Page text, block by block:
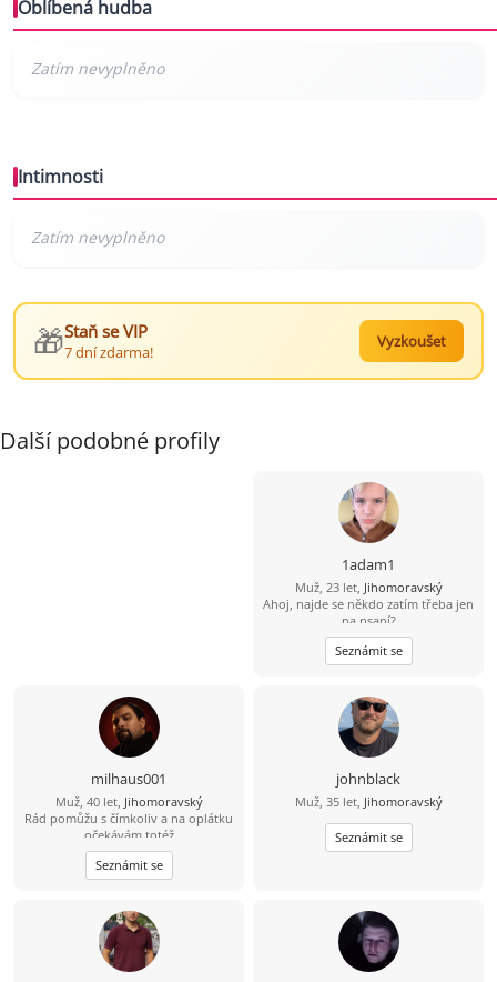
Oblíbená hudba
Intimnosti
🎁Staň se VIP
7 dní zdarma!
Vyzkoušet
Další podobné profily
1adam1
Muž, 23 let, Jihomoravský
Ahoj, najde se někdo zatím třeba jen
na psaní?
Seznámit se
milhaus001
Muž, 40 let, Jihomoravský
Rád pomůžu s čímkoliv a na oplátku
očekávám totéž
Seznámit se
johnblack
Muž, 35 let, Jihomoravský
Seznámit se